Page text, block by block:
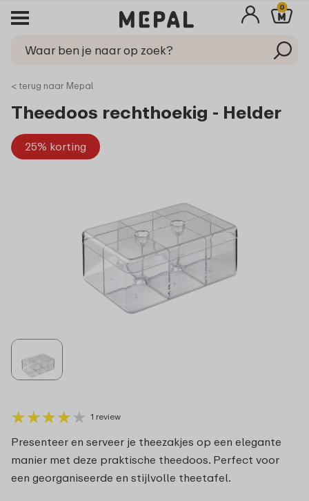
0
< terug naar Mepal
Theedoos rechthoekig - Helder
25% korting
★★★★★
★★★★★ 1 review
Presenteer en serveer je theezakjes op een elegante
manier met deze praktische theedoos. Perfect voor
een georganiseerde en stijlvolle theetafel.